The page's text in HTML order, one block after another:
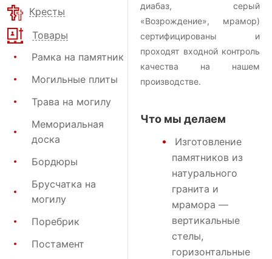
Кресты
Товары
Рамка на памятник
Могильные плиты
Трава на могилу
Мемориальная
доска
Бордюры
Брусчатка на
могилу
Поребрик
Постамент
диабаз, серый
«Возрождение», мрамор)
сертифицированы и
проходят входной контроль
качества на нашем
производстве.
Что мы делаем
Изготовление
памятников из
натурального
гранита и
мрамора —
вертикальные
стелы,
горизонтальные